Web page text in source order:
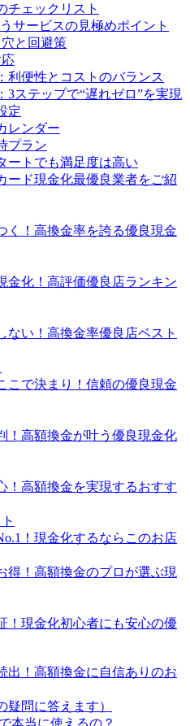
チェックリスト
サービスの見極めポイント
と回避策
利便性とコストのバランス
3ステップで“遅れゼロ”を実現
定
レンダー
プラン
ートでも満足度は高い
ード現金化最優良業者をご紹
く！高換金率を誇る優良現金
金化！高評価優良店ランキン
ない！高換金率優良店ベスト
こで決まり！信頼の優良現金
！高額換金が叶う優良現金化
！高額換金を実現するおすす
！現金化するならこのお店
得！高額換金のプロが選ぶ現
！現金化初心者にも安心の優
出！高額換金に自信ありのお
疑問に答えます）
本当に使えるの？